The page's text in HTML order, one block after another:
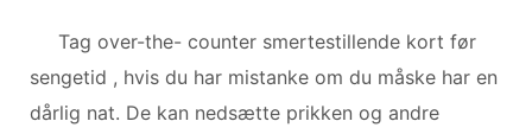
Tag over-the- counter smertestillende kort før
sengetid , hvis du har mistanke om du måske har en
dårlig nat. De kan nedsætte prikken og andre